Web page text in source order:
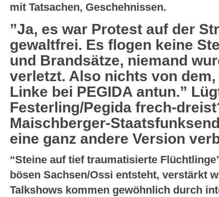
mit Tatsachen, Geschehnissen.
”Ja, es war Protest auf der
gewaltfrei. Es flogen keine
und Brandsätze, niemand
verletzt. Also nichts von
Linke bei PEGIDA antun.”
Festerling/Pegida frech-
Maischberger-
eine ganz andere Version
“Steine auf tief traumatisierte
bösen Sachsen/Ossi entsteht, verstärkt
Talkshows kommen gewöhnlich durch